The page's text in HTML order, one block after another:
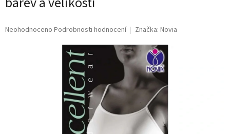
Průměrné
Neohodnoceno Podrobnosti hodnocení Značka: Novia